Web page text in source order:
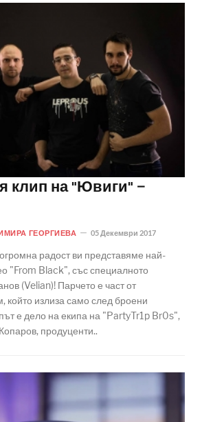
клип на "Ювиги" −
ГЕОРГИЕВА 05 Декември 2017
радост ви представяме най-
"From Black", със специалното
(Velian)! Парчето е част от
който излиза само след броени
е дело на екипа на "PartyTr1p Br0s",
продуценти..